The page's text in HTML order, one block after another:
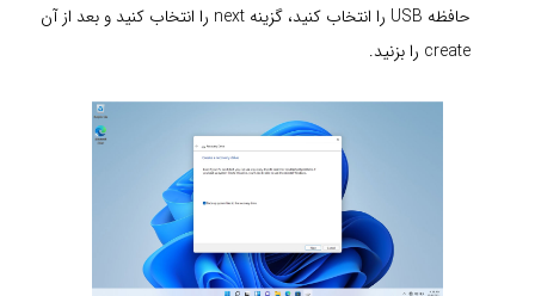
حافظه USB را انتخاب کنید، گزینه next را انتخاب کنید و بعد از آن
create را بزنید.